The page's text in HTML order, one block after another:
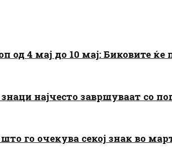
од 4 мај до 10 мај: Биковите
најчесто завршуваат со
го очекува секој знак во